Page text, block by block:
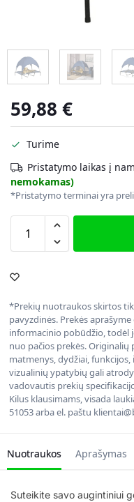
59,88 €
Turime
Pristatymo laikas į
nemokamas)
*Pristatymo terminai yra
*Prekių nuotraukos skirtos
pavyzdinės. Prekės
informacinio pobūdžio, todėl
nuo pačios prekės.
matmenys, dydžiai,
vizualinių ypatybių gali
vadovautis prekių
Kilus klausimams, visada
51053 arba el. paštu
Nuotraukos Aprašymas
Suteikite savo augintiniui